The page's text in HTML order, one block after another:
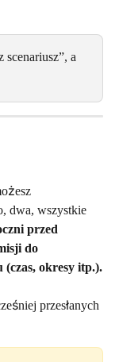
a
dwa, wszystkie
przed
do
(czas, okresy itp.).
przesłanych